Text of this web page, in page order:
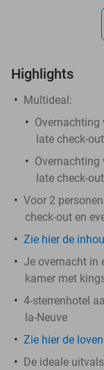
Highlights
Multideal:
late check-out
late check-
Voor 2
check-out en
Zie hier de
Je overnacht in
kamer met
4-sterrenhotel
la-Neuve
Zie hier de
De ideale